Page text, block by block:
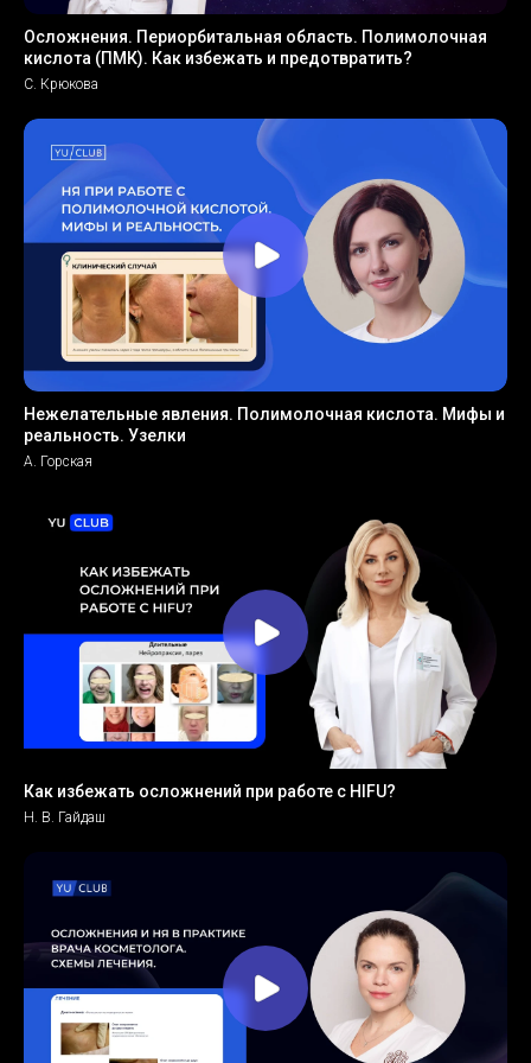
Осложнения. Периорбитальная область. Полимолочная
кислота (ПМК). Как избежать и предотвратить?
С. Крюкова
Нежелательные явления. Полимолочная кислота. Мифы и
реальность. Узелки
А. Горская
Как избежать осложнений при работе с HIFU?
Н. В. Гайдаш